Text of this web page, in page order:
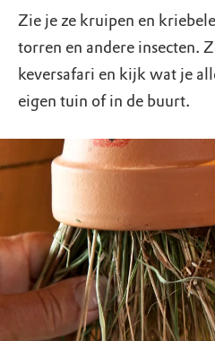
Zie je ze kruipen en
torren en andere insecten.
keversafari en kijk wat je
eigen tuin of in de buurt.